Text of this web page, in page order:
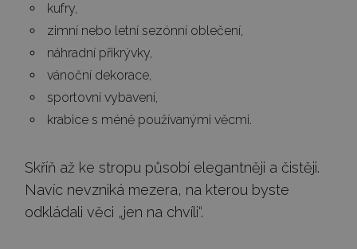
kufry,
zimní nebo letní sezónní oblečení,
náhradní přikrývky,
vánoční dekorace,
sportovní vybavení,
krabice s méně používanými věcmi.
Skříň až ke stropu působí elegantněji a čistěji.
Navíc nevzniká mezera, na kterou byste
odkládali věci „jen na chvíli“.